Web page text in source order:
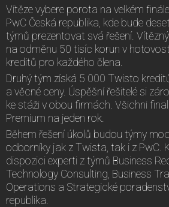
Vítěze vybere porota na velkém
PwC Česká republika, kde bude
týmů prezentovat svá řešení.
na odměnu 50 tisíc korun v
kreditů pro každého člena.
Druhý tým získá 5 000 Twisto
a věcné ceny. Úspěšní řešitelé si
ke stáži v obou firmách. Všichni
Premium na jeden rok.
Během řešení úkolů budou týmy
odborníky jak z Twista, tak i z PwC.
dispozici experti z týmů Business
Technology Consulting, Business
Operations a Strategické
republika.